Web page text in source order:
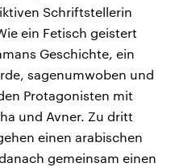
Schriftstellerin
ein Fetisch geistert
Geschichte, ein
sagenumwoben und
Protagonisten mit
und Avner. Zu dritt
einen arabischen
gemeinsam einen